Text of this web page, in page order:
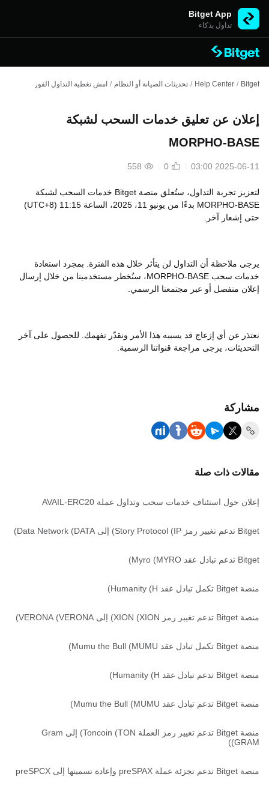
Bitget App
تداول بذكاء
Bitget
/
Help Center
/ تحديثات الصيانة أو النظام / امش تغطية التداول الفوري
إعلان عن تعليق خدمات السحب لشبكة
MORPHO-BASE
2025-06-11 03:00
0
558
لتعزيز تجربة التداول، ستُعلق منصة Bitget خدمات السحب لشبكة
MORPHO-BASE بدءًا من يونيو 11، 2025، الساعة 11:15 (UTC+8)
حتى إشعار آخر.
يرجى ملاحظة أن التداول لن يتأثر خلال هذه الفترة. بمجرد استعادة
خدمات سحب MORPHO-BASE، سنُخطر مستخدمينا من خلال إرسال
إعلان منفصل أو عبر مجتمعنا الرسمي.
نعتذر عن أي إزعاج قد يسببه هذا الأمر ونقدّر تفهمك. للحصول على آخر
التحديثات، يرجى مراجعة قنواتنا الرسمية.
مشاركة
مقالات ذات صلة
إعلان حول استئناف خدمات سحب وتداول عملة AVAIL-ERC20
Bitget تدعم تغيير رمز Story Protocol (IP) إلى Data Network (DATA)
Bitget تدعم تبادل عقد Myro (MYRO)
منصة Bitget تكمل تبادل عقد Humanity (H)
منصة Bitget تدعم تغيير رمز XION (XION) إلى VERONA (VERONA)
منصة Bitget تكمل تبادل عقد Mumu the Bull (MUMU)
منصة Bitget تدعم تبادل عقد Humanity (H)
منصة Bitget تدعم تبادل عقد Mumu the Bull (MUMU)
منصة Bitget تدعم تغيير رمز العملة Toncoin (TON) إلى Gram
(GRAM)
منصة Bitget تدعم تجزئة عملة preSPAX وإعادة تسميتها إلى preSPCX